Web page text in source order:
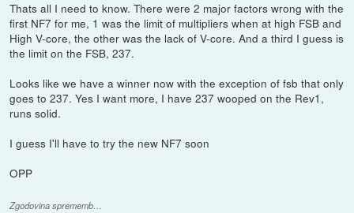
Thats all I need to know. There were 2 major factors wrong with the
first NF7 for me, 1 was the limit of multipliers when at high FSB and
High V-core, the other was the lack of V-core. And a third I guess is
the limit on the FSB, 237.
Looks like we have a winner now with the exception of fsb that only
goes to 237. Yes I want more, I have 237 wooped on the Rev1,
runs solid.
I guess I'll have to try the new NF7 soon
OPP
Zgodovina sprememb…